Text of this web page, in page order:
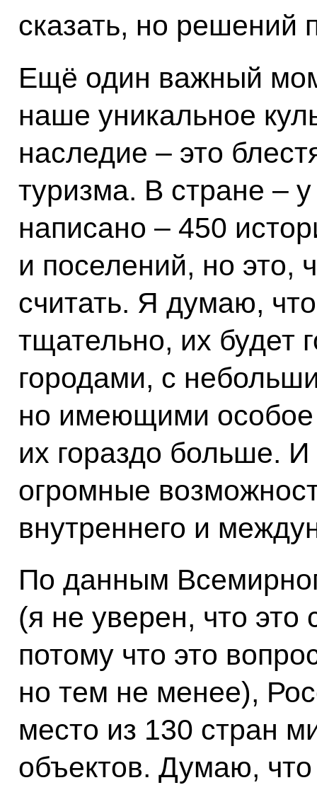
сказать, но решений
Ещё один важный
наше уникальное
наследие – это
туризма. В стране –
написано – 450
и поселений, но это,
считать. Я думаю,
тщательно, их
городами, с
но имеющими особое
их гораздо больше.
огромные
внутреннего и
По данным
(я не уверен, что
потому что это
но тем не менее),
место из 130 стран
объектов. Думаю,